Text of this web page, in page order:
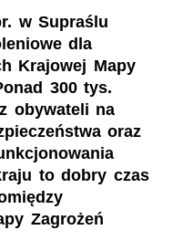
w Supraślu
dla
Krajowej Mapy
300 tys.
obywateli na
oraz
to dobry czas
Zagrożeń